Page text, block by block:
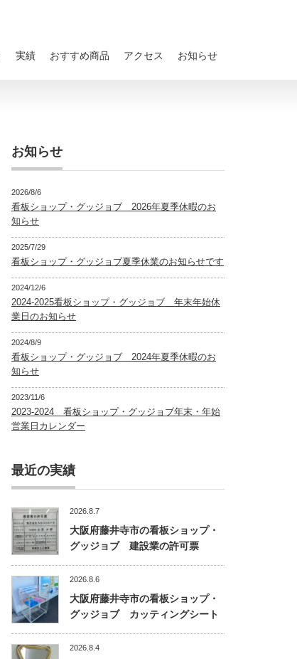
実績 おすすめ商品 アクセス お知らせ
お知らせ
2026/8/6
看板ショップ・グッジョブ 2026年夏季休暇のお
知らせ
2025/7/29
看板ショップ・グッジョブ夏季休業のお知らせです
2024/12/6
2024-2025看板ショップ・グッジョブ 年末年始休
業日のお知らせ
2024/8/9
看板ショップ・グッジョブ 2024年夏季休暇のお
知らせ
2023/11/6
2023-2024 看板ショップ・グッジョブ年末・年始
営業日カレンダー
最近の実績
2026.8.7
大阪府藤井寺市の看板ショップ・
グッジョブ 建設業の許可票
2026.8.6
大阪府藤井寺市の看板ショップ・
グッジョブ カッティングシート
2026.8.4